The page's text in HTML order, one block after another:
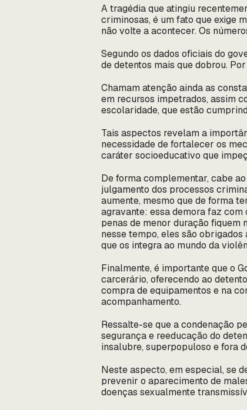
A tragédia que atingiu
criminosas, é um fato que exige
não volte a acontecer. Os
Segundo os dados oficiais do
de detentos mais que dobrou.
Chamam atenção ainda as
em recursos impetrados, assim
escolaridade, que estão
Tais aspectos revelam a
necessidade de fortalecer os
caráter socioeducativo que
De forma complementar, cabe
julgamento dos processos
aumente, mesmo que de forma
agravante: essa demora faz
penas de menor duração fiquem
nesse tempo, eles são
que os integra ao mundo da
Finalmente, é importante que o
carcerário, oferecendo ao
compra de equipamentos e na
acompanhamento.
Ressalte-se que a condenação
segurança e reeducação do
insalubre, superpopuloso e fora
Neste aspecto, em especial, se
prevenir o aparecimento de
doenças sexualmente